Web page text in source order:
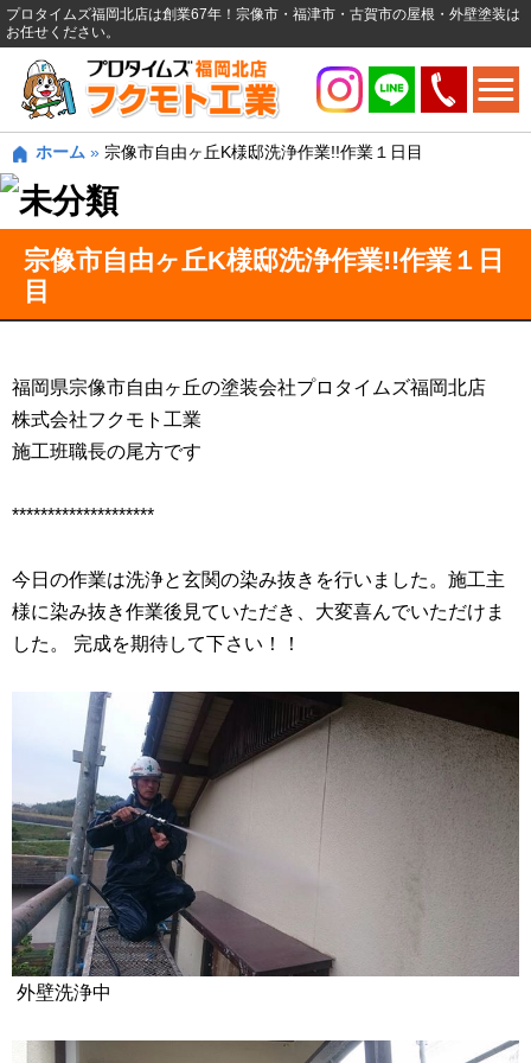
プロタイムズ福岡北店は創業67年！宗像市・福津市・古賀市の屋根・外壁塗装は
お任せください。
ホーム » 宗像市自由ヶ丘K様邸洗浄作業!!作業１日目
宗像市自由ヶ丘K様邸洗浄作業!!作業１日
目
福岡県宗像市自由ヶ丘の塗装会社プロタイムズ福岡北店
株式会社フクモト工業
施工班職長の尾方です
********************
今日の作業は洗浄と玄関の染み抜きを行いました。施工主
様に染み抜き作業後見ていただき、大変喜んでいただけま
した。 完成を期待して下さい！！
外壁洗浄中